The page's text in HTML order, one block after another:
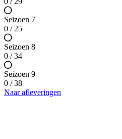
Seizoen 7
0 / 25
Seizoen 8
0 / 34
Seizoen 9
0 / 38
Naar afleveringen